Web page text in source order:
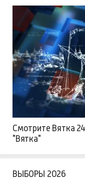
Смотрите Вятка
"Вятка"
ВЫБОРЫ 2026